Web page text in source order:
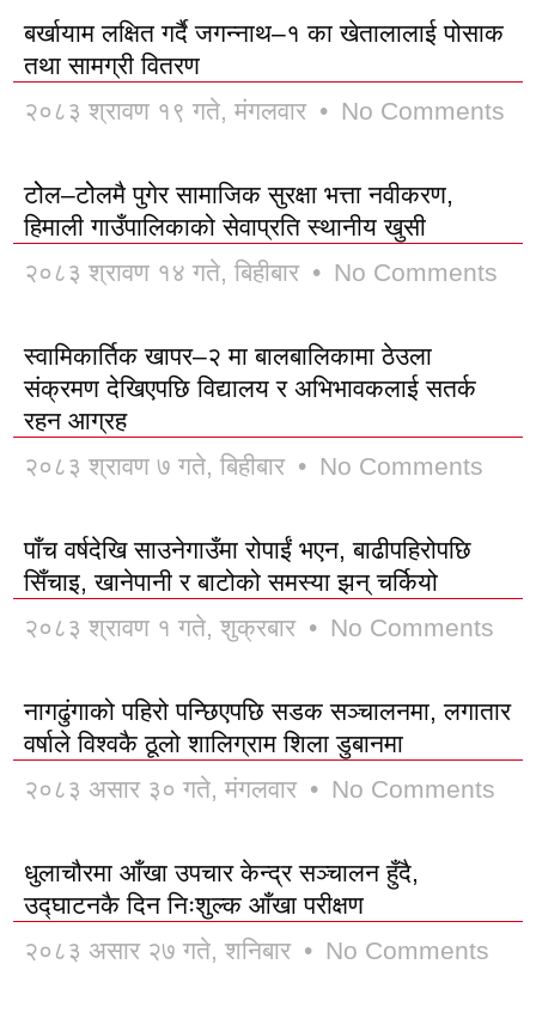
बर्खायाम लक्षित गर्दै जगन्नाथ–१ का खेतालालाई पोसाक
तथा सामग्री वितरण
२०८३ श्रावण १९ गते, मंगलवार
No Comments
टोेल–टोेलमै पुगेर सामाजिक सुरक्षा भत्ता नवीकरण,
हिमाली गाउँपालिकाको सेवाप्रति स्थानीय खुसी
२०८३ श्रावण १४ गते, बिहीबार
No Comments
स्वामिकार्तिक खापर–२ मा बालबालिकामा ठेउला
संक्रमण देखिएपछि विद्यालय र अभिभावकलाई सतर्क
रहन आग्रह
२०८३ श्रावण ७ गते, बिहीबार
No Comments
पाँच वर्षदेखि साउनेगाउँमा रोपाईं भएन, बाढीपहिरोपछि
सिँचाइ, खानेपानी र बाटोको समस्या झन् चर्कियो
२०८३ श्रावण १ गते, शुक्रबार
No Comments
नागढुंगाको पहिरो पन्छिएपछि सडक सञ्चालनमा, लगातार
वर्षाले विश्वकै ठूलो शालिग्राम शिला डुबानमा
२०८३ असार ३० गते, मंगलवार
No Comments
धुलाचौरमा आँखा उपचार केन्द्र सञ्चालन हुँदै,
उद्घाटनकै दिन निःशुल्क आँखा परीक्षण
२०८३ असार २७ गते, शनिबार
No Comments